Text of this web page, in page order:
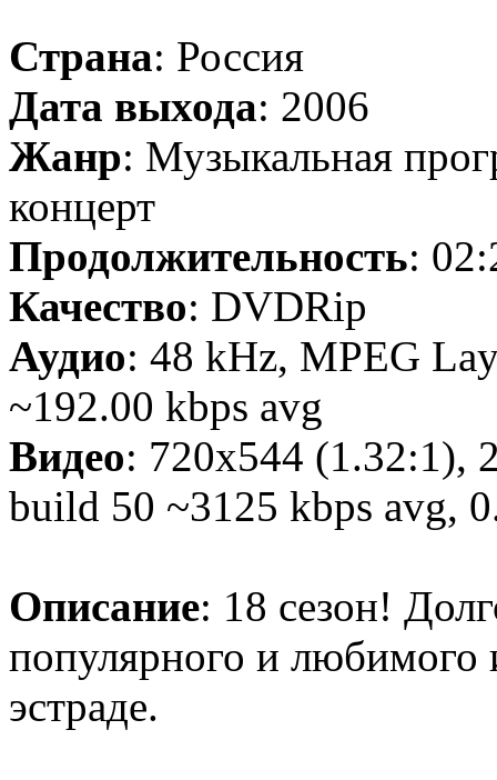
Страна: Россия
Дата выхода: 2006
Жанр: Музыкальная
концерт
Продолжительность:
Качество: DVDRip
Аудио: 48 kHz, MPEG
~192.00 kbps avg
Видео: 720x544 (1.32:1),
build 50 ~3125 kbps avg,
Описание: 18 сезон!
популярного и любимого
эстраде.